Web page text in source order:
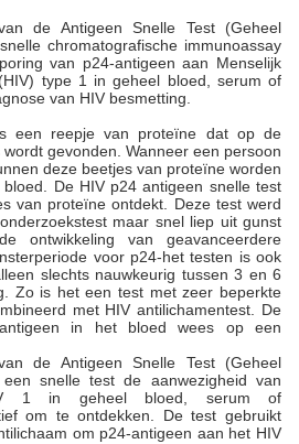
de Antigeen Snelle Test (Geheel
chromatografische immunoassay
van p24-antigeen aan Menselijk
type 1 in geheel bloed, serum of
van HIV besmetting.
een reepje van proteïne dat op de
gevonden. Wanneer een persoon
deze beetjes van proteïne worden
De HIV p24 antigeen snelle test
van proteïne ontdekt. Deze test werd
maar snel liep uit gunst
ontwikkeling van geavanceerdere
voor p24-het testen is ook
slechts nauwkeurig tussen 3 en 6
Zo is het een test met zeer beperkte
met HIV antilichamentest. De
in het bloed wees op een
de Antigeen Snelle Test (Geheel
een snelle test de aanwezigheid van
1 in geheel bloed, serum of
om te ontdekken. De test gebruikt
om p24-antigeen aan het HIV